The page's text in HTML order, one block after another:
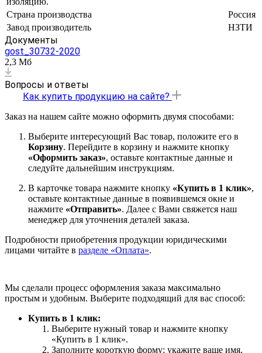
Страна производства
Россия
Завод производитель
НЗТИ
Документы
gost_30732-2020
2,3 Мб
Вопросы и ответы
Как купить продукцию на сайте?
Заказ на нашем сайте можно оформить двумя способами:
Выберите интересующий Вас товар, положите его в
Корзину. Перейдите в корзину и нажмите кнопку
«Оформить заказ», оставьте контактные данные и
следуйте дальнейшим инструкциям.
В карточке товара нажмите кнопку «Купить в 1 клик»,
оставьте контактные данные в появившемся окне и
нажмите «Отправить». Далее с Вами свяжется наш
менеджер для уточнения деталей заказа.
Подробности приобретения продукции юридическими
лицами читайте в разделе «Оплата».
Мы сделали процесс оформления заказа максимально
простым и удобным. Выберите подходящий для вас способ:
Купить в 1 клик:
Выберите нужный товар и нажмите кнопку
«Купить в 1 клик».
Заполните короткую форму: укажите ваше имя,